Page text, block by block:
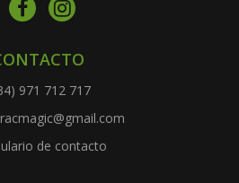
971 712 717
de contacto